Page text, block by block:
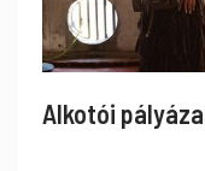
Alkotói